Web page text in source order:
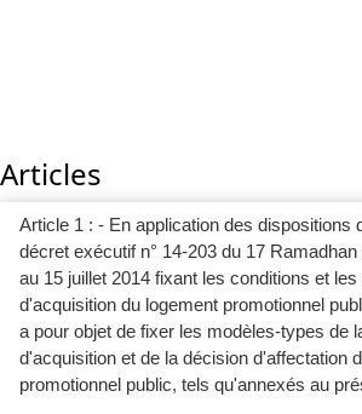
Articles
Article 1 : - En application des dispositions
décret exécutif n° 14-203 du 17
au 15 juillet 2014 fixant les conditions et les
d'acquisition du logement promotionnel
a pour objet de fixer les modèles-types de
d'acquisition et de la décision d'affectation
promotionnel public, tels qu'annexés au